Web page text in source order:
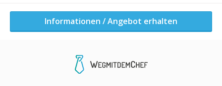
Bubble SoccerInformationen / Angebot erhalten